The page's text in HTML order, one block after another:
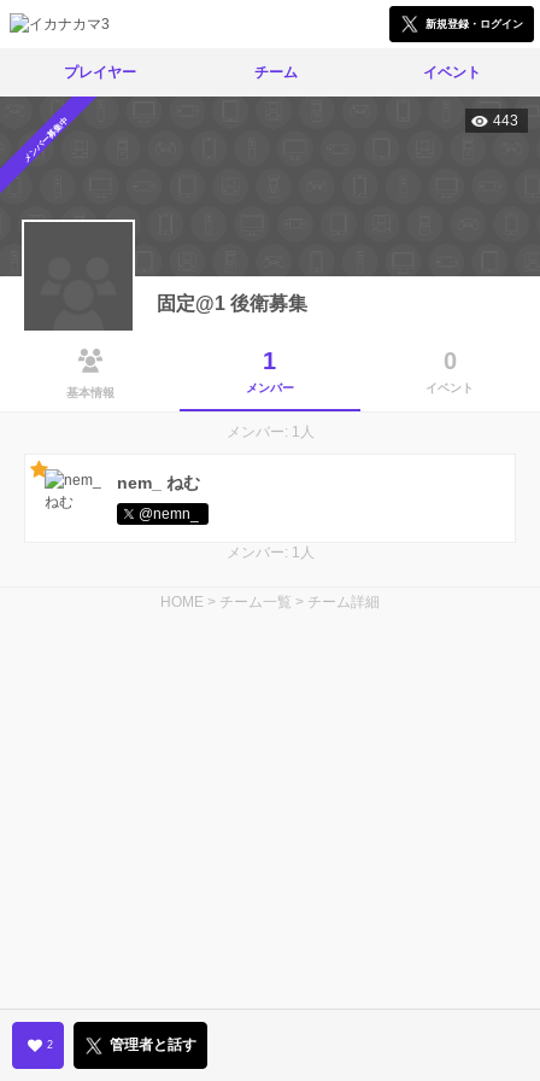
新規登録・ログイン
プレイヤー チーム イベント
メンバー募集中 443
固定@1 後衛募集
基本情報
1
メンバー
0
イベント
メンバー: 1人
nem_ ねむ
@nemn_
メンバー: 1人
HOME > チーム一覧 > チーム詳細
2 管理者と話す